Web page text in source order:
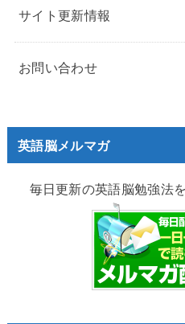
サイト更新情報
お問い合わせ
英語脳メルマガ
毎日更新の英語脳勉強法